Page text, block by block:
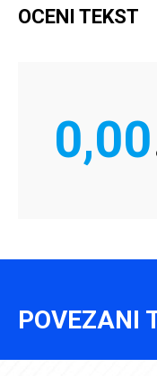
OCENI TEKST
0,00
POVEZANI